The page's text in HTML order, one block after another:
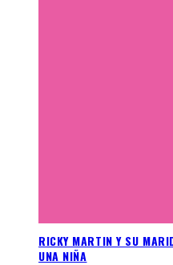
RICKY MARTIN Y SU
UNA NIÑA